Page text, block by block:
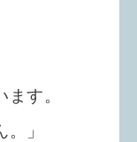
す。
」